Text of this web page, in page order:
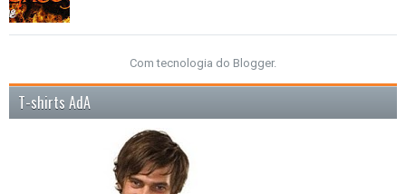
Com tecnologia do Blogger.
T-shirts AdA